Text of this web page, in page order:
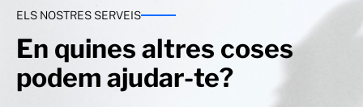
ELS NOSTRES SERVEIS
En quines altres coses
podem ajudar-te?